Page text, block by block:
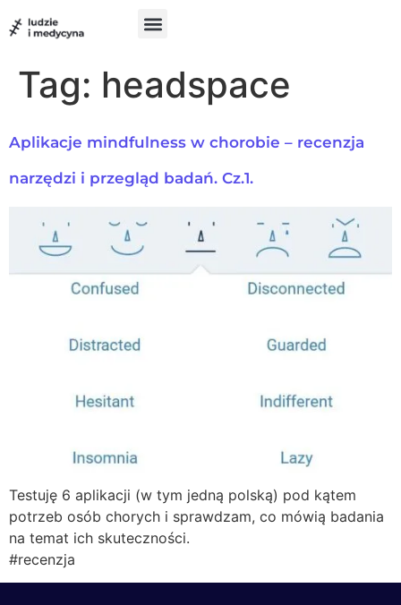
treści
Tag: headspace
Aplikacje mindfulness w chorobie – recenzja
narzędzi i przegląd badań. Cz.1.
Testuję 6 aplikacji (w tym jedną polską) pod kątem
potrzeb osób chorych i sprawdzam, co mówią badania
na temat ich skuteczności.
#recenzja